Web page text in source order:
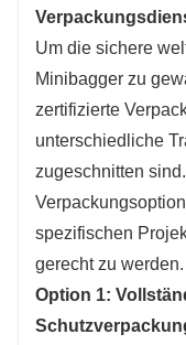
Um die sichere
Minibagger zu
zertifizierte
unterschiedliche
zugeschnitten
spezifischen
gerecht zu werden.
Option 1: